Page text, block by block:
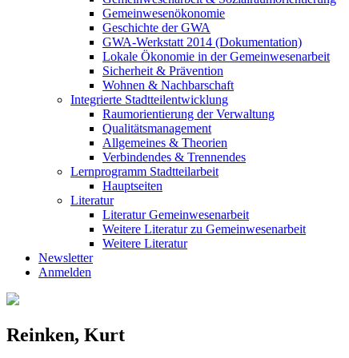
Gemeinwesenökonomie
Geschichte der GWA
GWA-Werkstatt 2014 (Dokumentation)
Lokale Ökonomie in der Gemeinwesenarbeit
Sicherheit & Prävention
Wohnen & Nachbarschaft
Integrierte Stadtteilentwicklung
Raumorientierung der Verwaltung
Qualitätsmanagement
Allgemeines & Theorien
Verbindendes & Trennendes
Lernprogramm Stadtteilarbeit
Hauptseiten
Literatur
Literatur Gemeinwesenarbeit
Weitere Literatur zu Gemeinwesenarbeit
Weitere Literatur
Newsletter
Anmelden
Reinken, Kurt